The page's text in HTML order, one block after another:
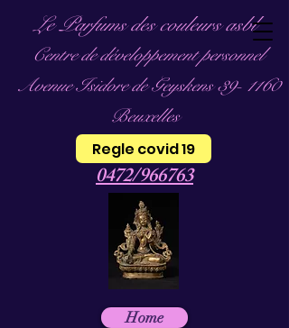
Le Parfums des couleurs asbl
Centre de développement personnel
Avenue Isidore de Geyskens 39- 1160
Beuxelles
0472/966763
Regle covid 19
Home